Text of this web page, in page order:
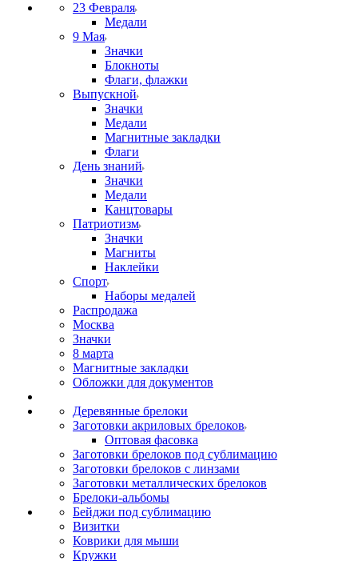
23 Февраля
Медали
9 Мая
Значки
Блокноты
Флаги, флажки
Выпускной
Значки
Медали
Магнитные закладки
Флаги
День знаний
Значки
Медали
Канцтовары
Патриотизм
Значки
Магниты
Наклейки
Спорт
Наборы медалей
Распродажа
Москва
Значки
8 марта
Магнитные закладки
Обложки для документов
Деревянные брелоки
Заготовки акриловых брелоков
Оптовая фасовка
Заготовки брелоков под сублимацию
Заготовки брелоков с линзами
Заготовки металлических брелоков
Брелоки-альбомы
Бейджи под сублимацию
Визитки
Коврики для мыши
Кружки